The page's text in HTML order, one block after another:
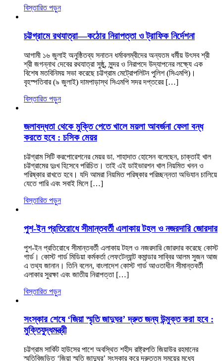
বিস্তারিত পড়ুন
চট্টগ্রামে রথযাত্রা—কঠোর নিরাপত্তা ও ট্রাফিক নির্দেশনা
আগামী ১৬ জুলাই অনুষ্ঠিতব্য সনাতন ধর্মাবলম্বীদের অন্যতম ধর্মীয় উৎসব শ্রী
শ্রী জগন্নাথ দেবের রথযাত্রা সুষ্ঠু, সুন্দর ও নিরাপদে উদ্‌যাপনের লক্ষ্যে এক
বিশেষ মতবিনিময় সভা করেছে চট্টগ্রাম মেট্রোপলিটন পুলিশ (সিএমপি)।
বৃহস্পতিবার (৯ জুলাই) দামপাড়াস্থ সিএমপি সদর দপ্তরের […]
বিস্তারিত পড়ুন
জলাবদ্ধতা থেকে মুক্তি পেতে খালে ময়লা আবর্জনা ফেলা বন্ধ
করতে হবে : চসিক মেয়র
চট্টগ্রাম সিটি করপোরেশনের মেয়র ডা. শাহাদাত হোসেন বলেছেন, চাক্তাই খাল
চট্টগ্রামের দুঃখ হিসেবে পরিচিত। তাই এই ডাইভারশন খাল নিয়মিত খনন ও
পরিষ্কার রাখতে হবে। যদি আমরা নিয়মিত পরিষ্কার পরিচ্ছন্নতা অভিযান চালিয়ে
যেতে পারি এবং সবাই মিলে […]
বিস্তারিত পড়ুন
পুশ-ইন প্রতিরোধে সীমান্তবর্তী এলাকায় টহল ও নজরদারি জোরদার
পুশ-ইন প্রতিরোধে সীমান্তবর্তী এলাকায় টহল ও নজরদারি জোরদার করেছে কোস্ট
গার্ড। কোস্ট গার্ড মিডিয়া কর্মকর্তা লেফটেন্যান্ট কমান্ডার সাব্বির আলম সুজন আজ
এ তথ্য জানান। তিনি বলেন, বাংলাদেশ কোস্ট গার্ড আওতাধীন সীমান্তবর্তী
এলাকার সুরক্ষা এবং জাতীয় নিরাপত্তা […]
বিস্তারিত পড়ুন
সংস্কার শেষে ‘জিয়া স্মৃতি জাদুঘর’ দ্রুত জন্য উন্মুক্ত করা হবে :
মুক্তিযুদ্ধমন্ত্রী
চট্টগ্রাম সার্কিট হাউসের পাশে অবস্থিত শহীদ রাষ্ট্রপতি জিয়াউর রহমানের
স্মৃতিবিজড়িত ‘জিয়া স্মৃতি জাদুঘর’ সংস্কার করে দ্রুততম সময়ের মধ্যে